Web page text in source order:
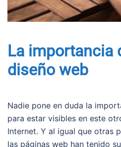
La importancia
diseño web
Nadie pone en duda la
para estar visibles en este
Internet. Y al igual que otras
las páginas web han tenido